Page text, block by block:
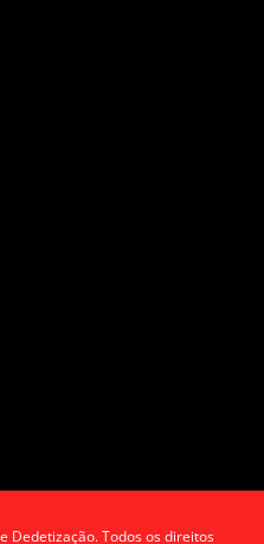
Dedetização. Todos os direitos